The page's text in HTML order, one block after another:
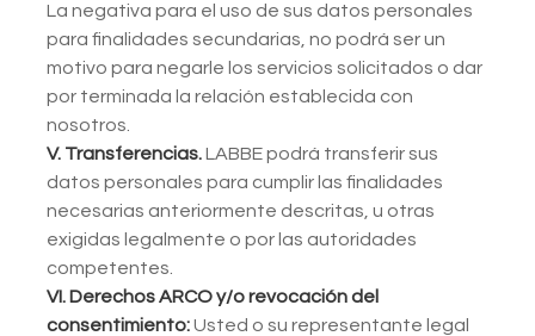
La negativa para el uso de sus datos personales
para finalidades secundarias, no podrá ser un
motivo para negarle los servicios solicitados o dar
por terminada la relación establecida con
nosotros.
V. Transferencias.LABBE podrá transferir sus
datos personales para cumplir las finalidades
necesarias anteriormente descritas, u otras
exigidas legalmente o por las autoridades
competentes.
VI. Derechos ARCO y/o revocación del
consentimiento:Usted o su representante legal